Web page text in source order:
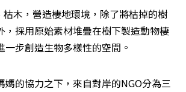
木，營造棲地環境，除了將枯掉的樹
，採用原始素材堆疊在樹下製造動物棲
一步創造生物多樣性的空間。
媽的協力之下，來自對岸的NGO分為三